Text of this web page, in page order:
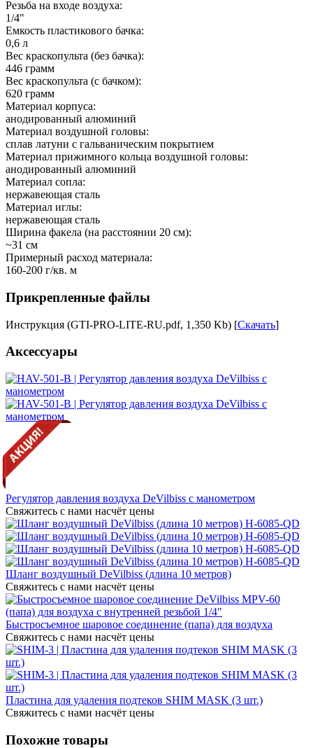
Резьба на входе воздуха:
1/4"
Емкость пластикового бачка:
0,6 л
Вес краскопульта (без бачка):
446 грамм
Вес краскопульта (с бачком):
620 грамм
Материал корпуса:
анодированный алюминий
Материал воздушной головы:
сплав латуни с гальваническим покрытием
Материал прижимного кольца воздушной головы:
анодированный алюминий
Материал сопла:
нержавеющая сталь
Материал иглы:
нержавеющая сталь
Ширина факела (на расстоянии 20 см):
~31 см
Примерный расход материала:
160-200 г/кв. м
Прикрепленные файлы
Инструкция (GTI-PRO-LITE-RU.pdf, 1,350 Kb) [Скачать]
Аксессуары
Регулятор давления воздуха DeVilbiss с манометром
Свяжитесь с нами насчёт цены
Шланг воздушный DeVilbiss (длина 10 метров)
Свяжитесь с нами насчёт цены
Быстросъемное шаровое соединение (папа) для воздуха
Свяжитесь с нами насчёт цены
Пластина для удаления подтеков SHIM MASK (3 шт.)
Свяжитесь с нами насчёт цены
Похожие товары